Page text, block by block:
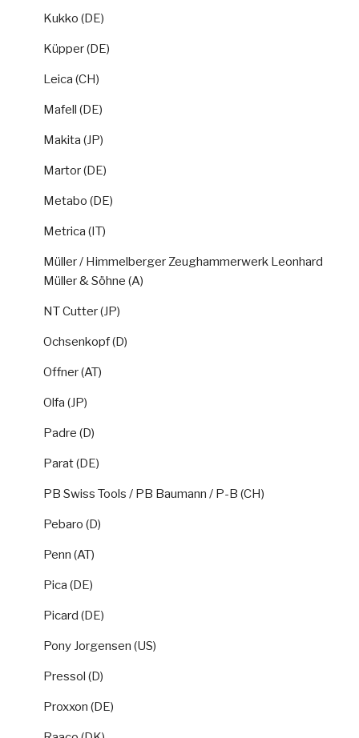
Kukko (DE)
Küpper (DE)
Leica (CH)
Mafell (DE)
Makita (JP)
Martor (DE)
Metabo (DE)
Metrica (IT)
Müller / Himmelberger Zeughammerwerk Leonhard
Müller & Söhne (A)
NT Cutter (JP)
Ochsenkopf (D)
Offner (AT)
Olfa (JP)
Padre (D)
Parat (DE)
PB Swiss Tools / PB Baumann / P-B (CH)
Pebaro (D)
Penn (AT)
Pica (DE)
Picard (DE)
Pony Jorgensen (US)
Pressol (D)
Proxxon (DE)